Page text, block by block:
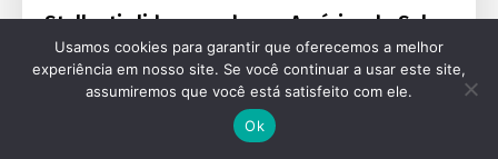
Stellantis lidera vendas na América do Sul e
bate recordes em 2026
Usamos cookies para garantir que oferecemos a melhor
experiência em nosso site. Se você continuar a usar este site,
assumiremos que você está satisfeito com ele.
Ok